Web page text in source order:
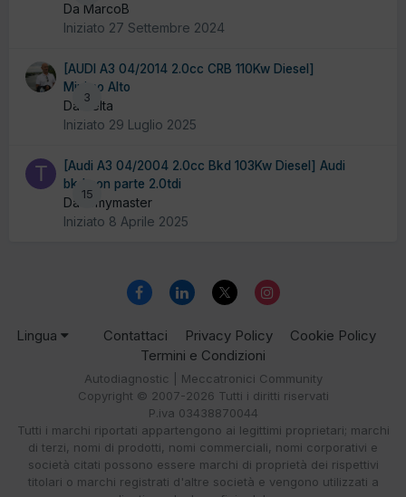
Da MarcoB
Iniziato 27 Settembre 2024
3
[AUDI A3 04/2014 2.0cc CRB 110Kw Diesel]
Minimo Alto
Da delta
Iniziato 29 Luglio 2025
15
[Audi A3 04/2004 2.0cc Bkd 103Kw Diesel] Audi
bkd non parte 2.0tdi
Da tomymaster
Iniziato 8 Aprile 2025
Lingua Contattaci Privacy Policy
Cookie Policy
Termini e Condizioni
Autodiagnostic | Meccatronici Community
Copyright © 2007-2026 Tutti i diritti riservati
P.iva 03438870044
Tutti i marchi riportati appartengono ai legittimi proprietari; marchi
di terzi, nomi di prodotti, nomi commerciali, nomi corporativi e
società citati possono essere marchi di proprietà dei rispettivi
titolari o marchi registrati d'altre società e vengono utilizzati a